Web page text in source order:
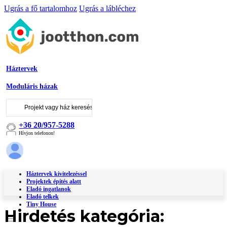
Ugrás a fő tartalomhoz Ugrás a lábléchez
Háztervek
Moduláris házak
+36 20/957-5288
Hívjon telefonon!
Háztervek kivitelezéssel
Projektek építés alatt
Eladó ingatlanok
Eladó telkek
Tiny House
Hirdetés kategória: